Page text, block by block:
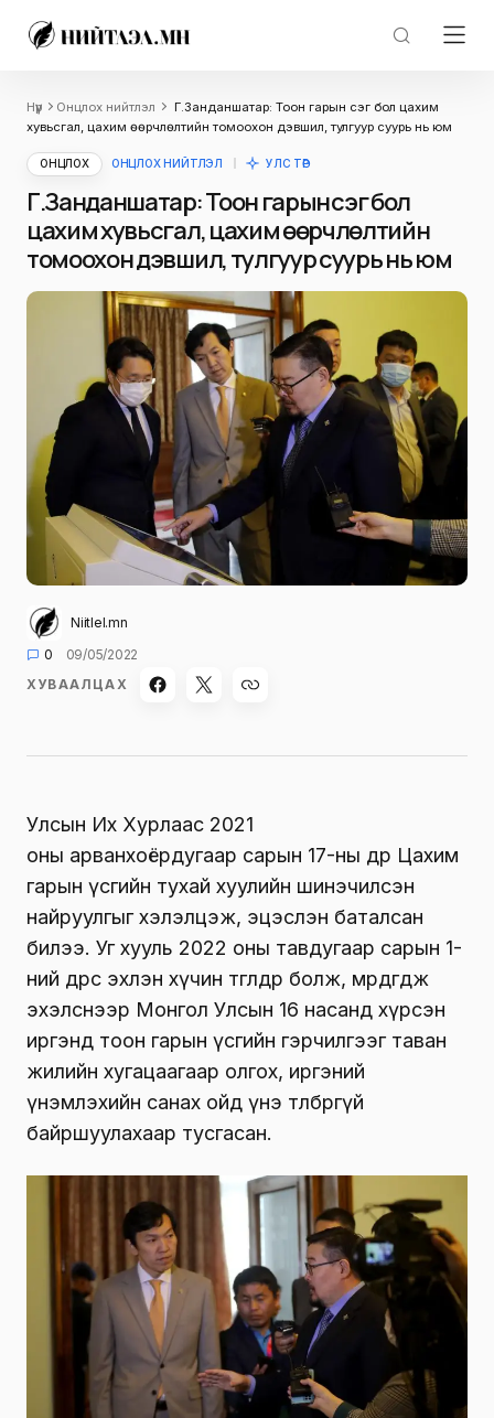
Нүүр Онцлох нийтлэл
Г.Занданшатар: Тоон гарын үсэг бол цахим
хувьсгал, цахим өөрчлөлтийн томоохон дэвшил, тулгуур суурь нь юм
ОНЦЛОХ ОНЦЛОХ НИЙТЛЭЛ УЛС ТӨР
Г.Занданшатар: Тоон гарын үсэг бол
цахим хувьсгал, цахим өөрчлөлтийн
томоохон дэвшил, тулгуур суурь нь юм
Niitlel.mn
0
09/05/2022
ХУВААЛЦАХ
Улсын Их Хурлаас 2021
оны арванхоёрдугаар сарын 17-ны өдөр Цахим
гарын үсгийн тухай хуулийн шинэчилсэн
найруулгыг хэлэлцэж, эцэслэн баталсан
билээ. Уг хууль 2022 оны тавдугаар сарын 1-
ний өдрөөс эхлэн хүчин төгөлдөр болж, мөрдөгдөж
эхэлснээр Монгол Улсын 16 насанд хүрсэн
иргэнд тоон гарын үсгийн гэрчилгээг таван
жилийн хугацаагаар олгох, иргэний
үнэмлэхийн санах ойд үнэ төлбөргүй
байршуулахаар тусгасан.